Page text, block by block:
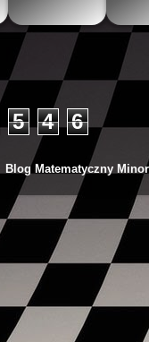
5 4 6
Blog Matematyczny